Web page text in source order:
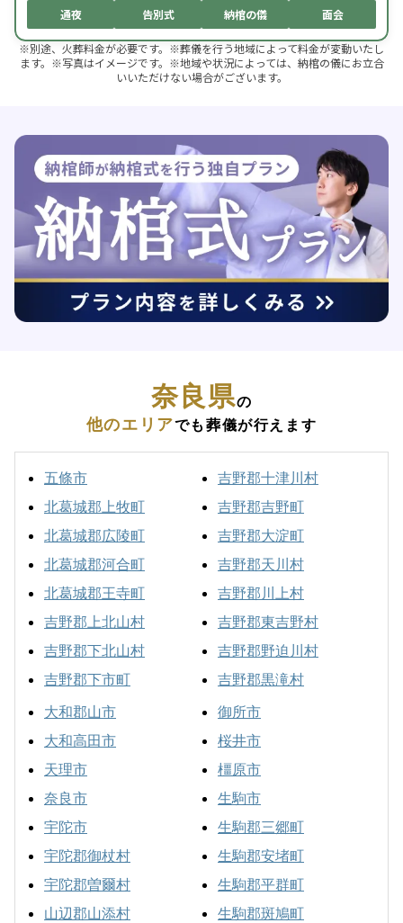
通夜 告別式 納棺の儀 面会
※別途、火葬料金が必要です。※葬儀を行う地域によって料金が変動いたし
ます。※写真はイメージです。※地域や状況によっては、納棺の儀にお立合
いいただけない場合がございます。
奈良県の
他のエリアでも葬儀が行えます
五條市
北葛城郡上牧町
北葛城郡広陵町
北葛城郡河合町
北葛城郡王寺町
吉野郡上北山村
吉野郡下北山村
吉野郡下市町
吉野郡十津川村
吉野郡吉野町
吉野郡大淀町
吉野郡天川村
吉野郡川上村
吉野郡東吉野村
吉野郡野迫川村
吉野郡黒滝村
大和郡山市
大和高田市
天理市
奈良市
宇陀市
宇陀郡御杖村
宇陀郡曽爾村
山辺郡山添村
御所市
桜井市
橿原市
生駒市
生駒郡三郷町
生駒郡安堵町
生駒郡平群町
生駒郡斑鳩町